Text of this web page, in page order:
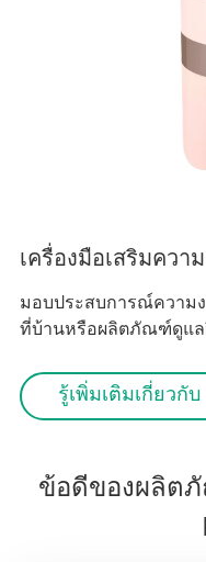
เครื่องมือเสริมควา
มอบประสบการณ์ความ
ที่บ้านหรือผลิตภัณฑ์ดูแล
รู้เพิ่มเติมเกี่ยวกับ
ข้อดีของผลิต